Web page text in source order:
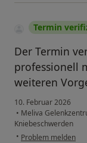
Termin
Der Termin
professionell
weiteren
10. Februar 2026
• Meliva
Kniebeschwerden
• Problem melden